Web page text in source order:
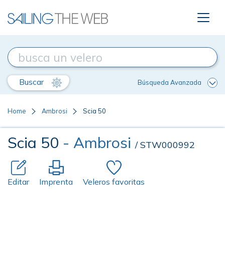
Buscar Búsqueda Avanzada
Home Ambrosi Scia 50
Scia 50 - Ambrosi / STW000992
Editar Imprenta Veleros favoritas